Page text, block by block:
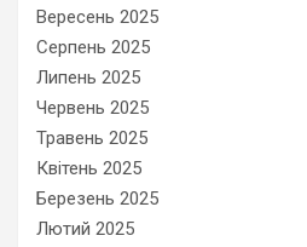
Вересень 2025
Серпень 2025
Липень 2025
Червень 2025
Травень 2025
Квітень 2025
Березень 2025
Лютий 2025